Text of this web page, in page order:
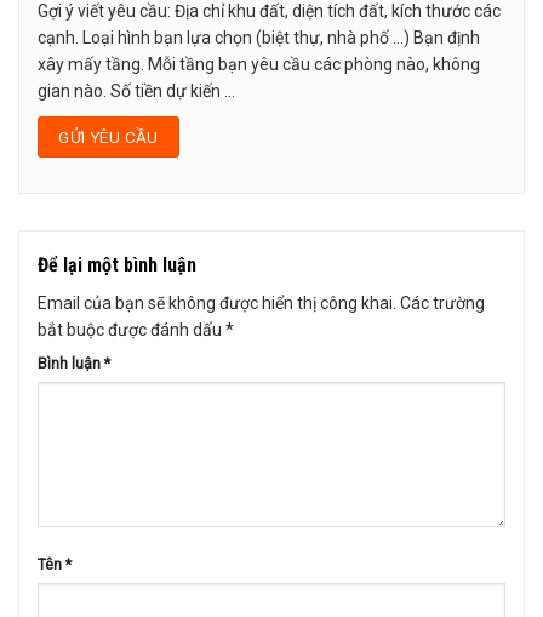
Gợi ý viết yêu cầu: Địa chỉ khu đất, diện tích đất, kích thước các
cạnh. Loại hình bạn lựa chọn (biệt thự, nhà phố …) Bạn định
xây mấy tầng. Mỗi tầng bạn yêu cầu các phòng nào, không
gian nào. Số tiền dự kiến ...
Để lại một bình luận
Email của bạn sẽ không được hiển thị công khai. Các trường
bắt buộc được đánh dấu *
Bình luận*
Tên*